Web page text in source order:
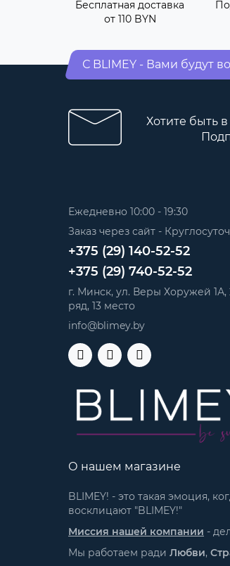
Бесплатная доставка
от 110 BYN
С BLIMEY - Вами будут
Хотите быть
Ежедневно 10:00 - 19:30
Заказ через сайт -
+375 (29) 140-52-52
+375 (29) 740-52-52
г. Минск, ул. Веры Хоружей 1А, 2
ряд, 13 место
info@blimey.by
О нашем магазине
BLIMEY! - это такая эмоция,
восклицают "BLIMEY!"
Миссия нашей компании -
Мы работаем ради Любви,